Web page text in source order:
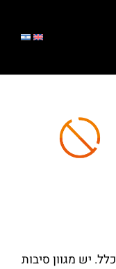
יש מגוון סיבות